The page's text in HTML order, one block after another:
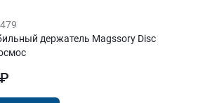
держатель Magssory Disc